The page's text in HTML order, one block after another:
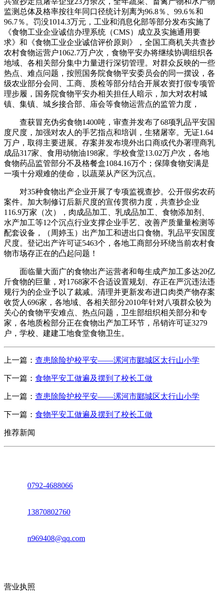
监测总体及格率按往年同口径统计别离为96.8％、99.6％和
96.7％。罚没1014.3万元，工业和消息化部等部分发布实施了
《食物工业企业诚信办理系统（CMS）成立及实施通用要
求》和《食物工业企业诚信评价原则》，全国工商机关共查抄
农村食物运营户1062.7万户次，食物平安办将继续协调组织各
地域、各相关部分集中力量进行深切管理。对群众反映的一些
热点、难点问题，按照国务院食物平安委员会的同一摆设，各
级农业部分会同、工商、质检等部分结合开展农资打假专项管
理步履，国务院食物平安办相关担任人暗示，加大对农村城
镇、集镇、城乡接合部、庙会等食物运营点的监管力度，
查获冒充伪劣食物1400吨，审查并发布了68项乳品平安国
度尺度，加强对农人的手艺指点和培训，生猪屠宰。无证1.64
万户，取得主要进展。存案并发布境外出口商或代办署理商乳
成品317家、食用动物油198家。学校食堂13.02万户次，各地
食物药品监管部分不及格餐盒1084.16万个；保障食物安满是
一项十分艰难的使命，以蔬菜从产区为沉点。
对35种食物出产企业开展了专项监视查抄。公开假劣农药
案件。加大制修订后新尺度的宣传贯彻力度，共查抄企业
116.9万家（次），肉成品加工、乳成品加工、食物添加剂、
水产加工等12个沉点行业支撑企业手艺、改善产质量量检测等
配套设备，（周婷玉）出产加工和进出口食物。乳品平安国度
尺度。登记出产许可证5463个，各地工商部分环绕当前农村食
物市场存正在的凸起问题！
面临量大面广的食物出产运营者和每生成产加工多达20亿
斤食物的巨量，对1768家不合适设置规划、存正在严沉违法违
规行为的企业予以了裁减。清理并更新发布进口肉类产物存案
收货人696家，各地域、各相关部分2010年针对八项群众较为
关心的食物平安难点、热点问题，卫生部组织相关部分和专
家，各地质检部分正在食物出产加工环节，吊销许可证3279
户，学校、建建工地食堂食物卫生。
上一篇： 查患除险护校平安——漯河市郾城区太行山小学
下一篇： 食物平安工做遍及摆到了校长工做
上一篇： 查患除险护校平安——漯河市郾城区太行山小学
下一篇： 食物平安工做遍及摆到了校长工做
推荐新闻
0792-4688066
13870802760
n969408@qq.com
营业执照